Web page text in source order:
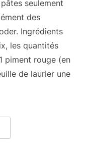
seulement
des
Ingrédients
les quantités
piment rouge (en
de laurier une